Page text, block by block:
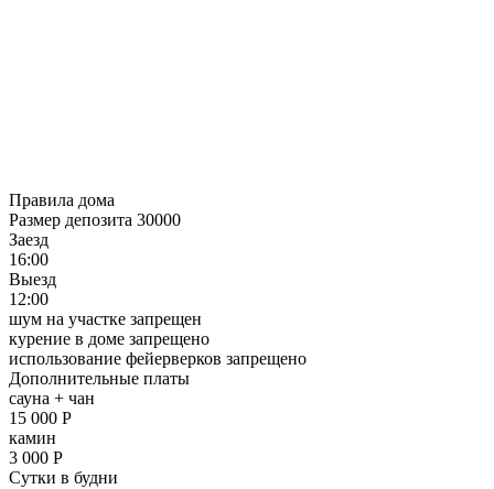
Правила дома
Размер депозита 30000
Заезд
16:00
Выезд
12:00
шум на участке запрещен
курение в доме запрещено
использование фейерверков запрещено
Дополнительные платы
сауна + чан
15 000 Р
камин
3 000 Р
Сутки в будни